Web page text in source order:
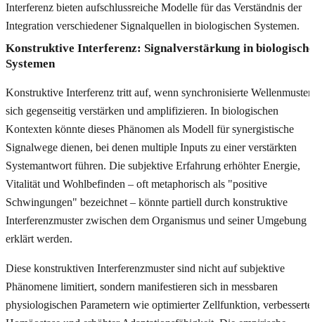
Interferenz bieten aufschlussreiche Modelle für das Verständnis der
Integration verschiedener Signalquellen in biologischen Systemen.
Konstruktive Interferenz: Signalverstärkung in
Systemen
Konstruktive Interferenz tritt auf, wenn synchronisierte Wellenmuster
sich gegenseitig verstärken und amplifizieren. In biologischen
Kontexten könnte dieses Phänomen als Modell für synergistische
Signalwege dienen, bei denen multiple Inputs zu einer verstärkten
Systemantwort führen. Die subjektive Erfahrung erhöhter Energie,
Vitalität und Wohlbefinden – oft metaphorisch als "positive
Schwingungen" bezeichnet – könnte partiell durch konstruktive
Interferenzmuster zwischen dem Organismus und seiner Umgebung
erklärt werden.
Diese konstruktiven Interferenzmuster sind nicht auf subjektive
Phänomene limitiert, sondern manifestieren sich in messbaren
physiologischen Parametern wie optimierter Zellfunktion, verbesserter